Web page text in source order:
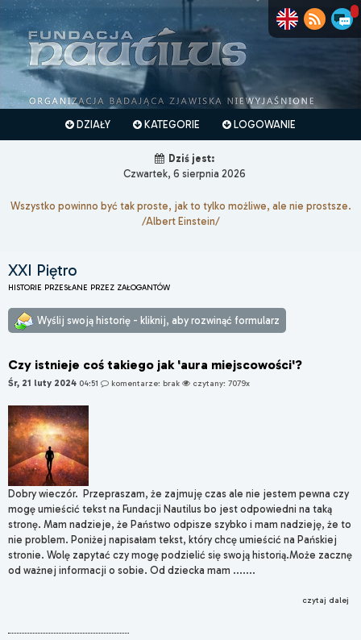
DZIAŁY KATEGORIE LOGOWANIE
Dziś jest:
Czwartek, 6 sierpnia 2026
Wszystko powinno być tak proste, jak to tylko możliwe, ale nie prostsze.
/Albert Einstein/
XXI Piętro
HISTORIE PRZESŁANE PRZEZ ZAŁOGANTÓW
Wyślij swoją historię - kliknij, aby rozwinąć formularz
Czy istnieje coś takiego jak 'aura miejscowości'?
Śr, 21 luty 2024 04:51 komentarze: brak czytany: 7079x
Dobry wieczór. Przepraszam, że zajmuję czas ale nie jestem pewna czy
mogę umieścić tekst na Fundacji Nautilus bo jest odpowiedni na taką
stronę. Mam nadzieje, że Państwo odpisze szybko i mam nadzieję, że to
nie problem. Poniżej napisałam tekst, który chcę umieścić na Pańskiej
stronie. Wolę zapytać czy mogę podzielić się swoją historią.Może zacznę
od ważnej informacji o sobie. Od dziecka mam .......
czytaj dalej